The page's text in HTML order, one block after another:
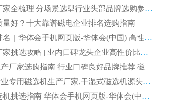
2026 磁选机靠谱生产厂家全梳理 分场景选型行业头部品牌选购参考攻略
量好？十大靠谱磁电企业排名选购指南
2026 磁选机靠谱厂家排名｜华体会手机网页版-华体会(中国) 高性价比磁选机磁电品牌
2026 顺流河沙磁选机厂家挑选攻略 | 业内口碑龙头企业高性价比品牌推荐
2026平板磁选机靠谱生产厂家选购指南 行业口碑良好品牌推荐 磁电领域实力强者
2026高分选精度冶金行业专用磁选机生产厂家,干湿式磁选机源头供应商推荐
2026 选矿永磁筒式磁选机挑选指南 华体会手机网页版-华体会(中国) 推荐品牌行业口碑佳实力突出